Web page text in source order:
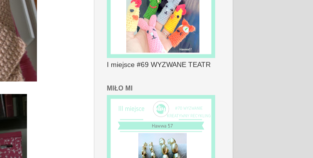
I miejsce #69 WYZWANE TEATR
MIŁO MI